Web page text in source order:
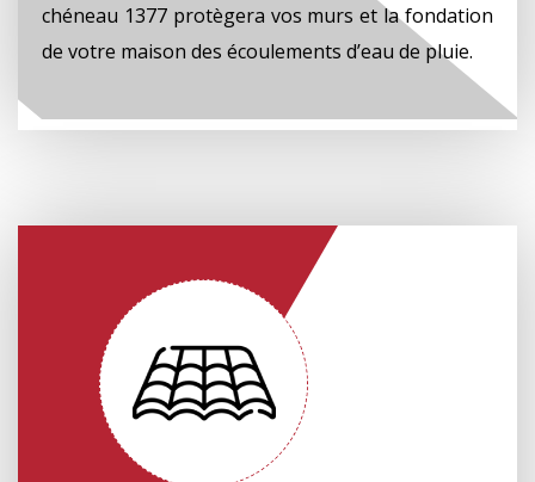
chéneau 1377 protègera vos murs et la fondation
de votre maison des écoulements d’eau de pluie.